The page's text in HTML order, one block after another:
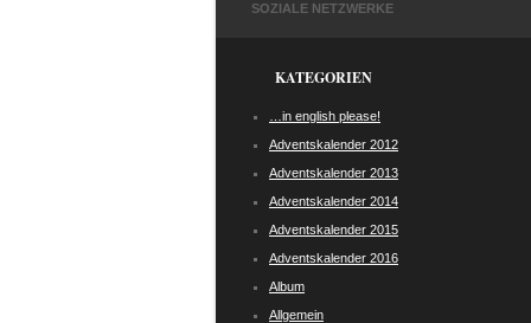
SOZIALE NETZWERKE
KATEGORIEN
…in english please!
Adventskalender 2012
Adventskalender 2013
Adventskalender 2014
Adventskalender 2015
Adventskalender 2016
Album
Allgemein